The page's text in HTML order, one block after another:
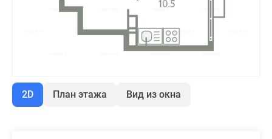
2D План этажа Вид из окна